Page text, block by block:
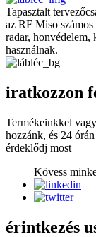
Tapasztalt
az RF Miso
radar, honvédelem,
használnak.
iratkozzon
Termékeinkkel
hozzánk, és 24
érdeklődj most
Kövess
érintkezés